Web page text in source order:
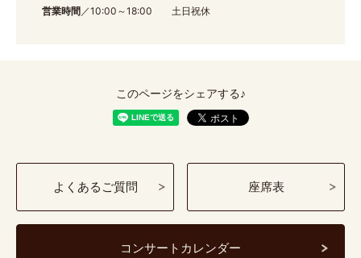
営業時間 ／10:00～18:00 土日祝休
このページをシェアする♪
よくあるご質問 座席表
コンサートカレンダー